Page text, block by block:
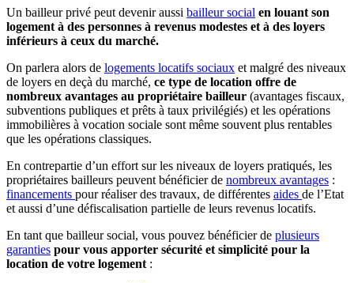
Un bailleur privé peut devenir aussi bailleur social en louant son
logement à des personnes à revenus modestes et à des loyers
inférieurs à ceux du marché.
On parlera alors de logements locatifs sociaux et malgré des niveaux
de loyers en deçà du marché, ce type de location offre de
nombreux avantages au propriétaire bailleur (avantages fiscaux,
subventions publiques et prêts à taux privilégiés) et les opérations
immobilières à vocation sociale sont même souvent plus rentables
que les opérations classiques.
En contrepartie d’un effort sur les niveaux de loyers pratiqués, les
propriétaires bailleurs peuvent bénéficier de nombreux avantages :
financements pour réaliser des travaux, de différentes aides de l’Etat
et aussi d’une défiscalisation partielle de leurs revenus locatifs.
En tant que bailleur social, vous pouvez bénéficier de plusieurs
garanties pour vous apporter sécurité et simplicité pour la
location de votre logement :